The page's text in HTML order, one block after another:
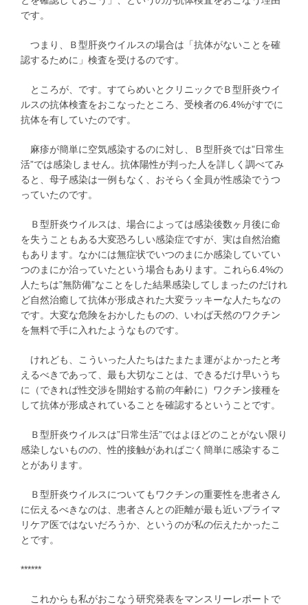
です。
つまり、Ｂ型肝炎ウイルスの場合は「抗体がないことを確
認するために」検査を受けるのです。
ところが、です。すてらめいとクリニックでＢ型肝炎ウイ
ルスの抗体検査をおこなったところ、受検者の6.4%がすでに
抗体を有していたのです。
麻疹が簡単に空気感染するのに対し、Ｂ型肝炎では”日常生
活”では感染しません。抗体陽性が判った人を詳しく調べてみ
ると、母子感染は一例もなく、おそらく全員が性感染でうつ
っていたのです。
Ｂ型肝炎ウイルスは、場合によっては感染後数ヶ月後に命
を失うこともある大変恐ろしい感染症ですが、実は自然治癒
もあります。なかには無症状でいつのまにか感染していてい
つのまにか治っていたという場合もあります。これら6.4%の
人たちは”無防備”なことをした結果感染してしまったのだけれ
ど自然治癒して抗体が形成された大変ラッキーな人たちなの
です。大変な危険をおかしたものの、いわば天然のワクチン
を無料で手に入れたようなものです。
けれども、こういった人たちはたまたま運がよかったと考
えるべきであって、最も大切なことは、できるだけ早いうち
に（できれば性交渉を開始する前の年齢に）ワクチン接種を
して抗体が形成されていることを確認するということです。
Ｂ型肝炎ウイルスは”日常生活”ではよほどのことがない限り
感染しないものの、性的接触があればごく簡単に感染するこ
とがあります。
Ｂ型肝炎ウイルスについてもワクチンの重要性を患者さん
に伝えるべきなのは、患者さんとの距離が最も近いプライマ
リケア医ではないだろうか、というのが私の伝えたかったこ
とです。
******
これからも私がおこなう研究発表をマンスリーレポートで